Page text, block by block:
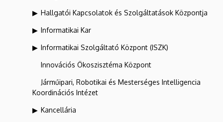
Hallgatói Kapcsolatok és Szolgáltatások Központja
Informatikai Kar
Informatikai Szolgáltató Központ (ISZK)
Innovációs Ökoszisztéma Központ
Járműipari, Robotikai és Mesterséges Intelligencia
Koordinációs Intézet
Kancellária